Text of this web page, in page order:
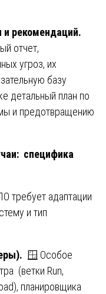
и рекомендаций.
отчет,
угроз, их
базу
детальный план по
и предотвращению
специфика
требует адаптации
и тип
🪟 Особое
(ветки Run,
планировщика